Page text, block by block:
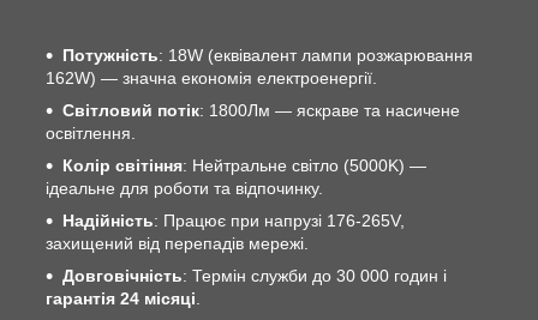
Потужність: 18W (еквівалент лампи розжарювання
162W) — значна економія електроенергії.
Світловий потік: 1800Лм — яскраве та насичене
освітлення.
Колір світіння: Нейтральне світло (5000K) —
ідеальне для роботи та відпочинку.
Надійність: Працює при напрузі 176-265V,
захищений від перепадів мережі.
Довговічність: Термін служби до 30 000 годин і
гарантія 24 місяці.